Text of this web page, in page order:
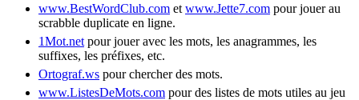
www.BestWordClub.com et www.Jette7.com pour jouer au
scrabble duplicate en ligne.
1Mot.net pour jouer avec les mots, les anagrammes, les
suffixes, les préfixes, etc.
Ortograf.ws pour chercher des mots.
www.ListesDeMots.com pour des listes de mots utiles au jeu